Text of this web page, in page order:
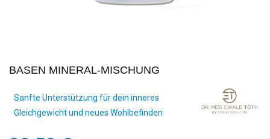
BASEN MINERAL-MISCHUNG
Sanfte Unterstützung für dein inneres
Gleichgewicht und neues Wohlbefinden